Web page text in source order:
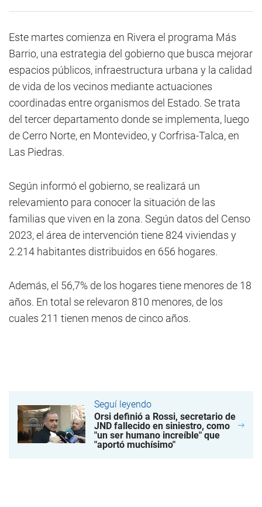
Este martes comienza en Rivera el programa Más
Barrio, una estrategia del gobierno que busca mejorar
espacios públicos, infraestructura urbana y la calidad
de vida de los vecinos mediante actuaciones
coordinadas entre organismos del Estado. Se trata
del tercer departamento donde se implementa, luego
de Cerro Norte, en Montevideo, y Corfrisa-Talca, en
Las Piedras.
Según informó el gobierno, se realizará un
relevamiento para conocer la situación de las
familias que viven en la zona. Según datos del Censo
2023, el área de intervención tiene 824 viviendas y
2.214 habitantes distribuidos en 656 hogares.
Además, el 56,7% de los hogares tiene menores de 18
años. En total se relevaron 810 menores, de los
cuales 211 tienen menos de cinco años.
Seguí leyendo
Orsi definió a Rossi, secretario de
JND fallecido en siniestro, como
"un ser humano increíble" que
"aportó muchísimo"